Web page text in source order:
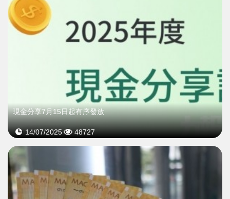
現金分享7月15日起有序發放
14/07/2025 48727